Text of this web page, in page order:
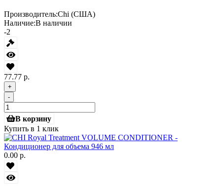
Производитель:Chi (США)
Наличие:В наличии
-2
77.77 р.
+
-
В корзину
Купить в 1 клик
0.00 р.